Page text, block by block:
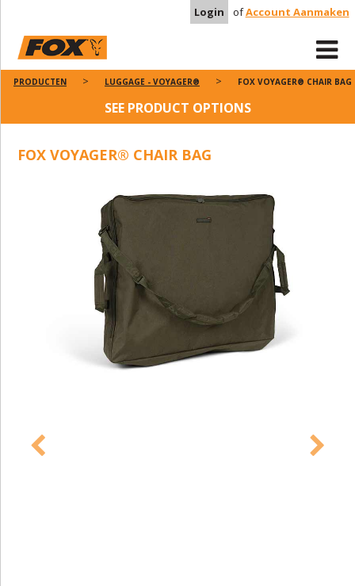
Login ofAccount Aanmaken
PRODUCTEN LUGGAGE - VOYAGER® FOX VOYAGER® CHAIR BAG
SEE PRODUCT OPTIONS
FOX VOYAGER® CHAIR BAG